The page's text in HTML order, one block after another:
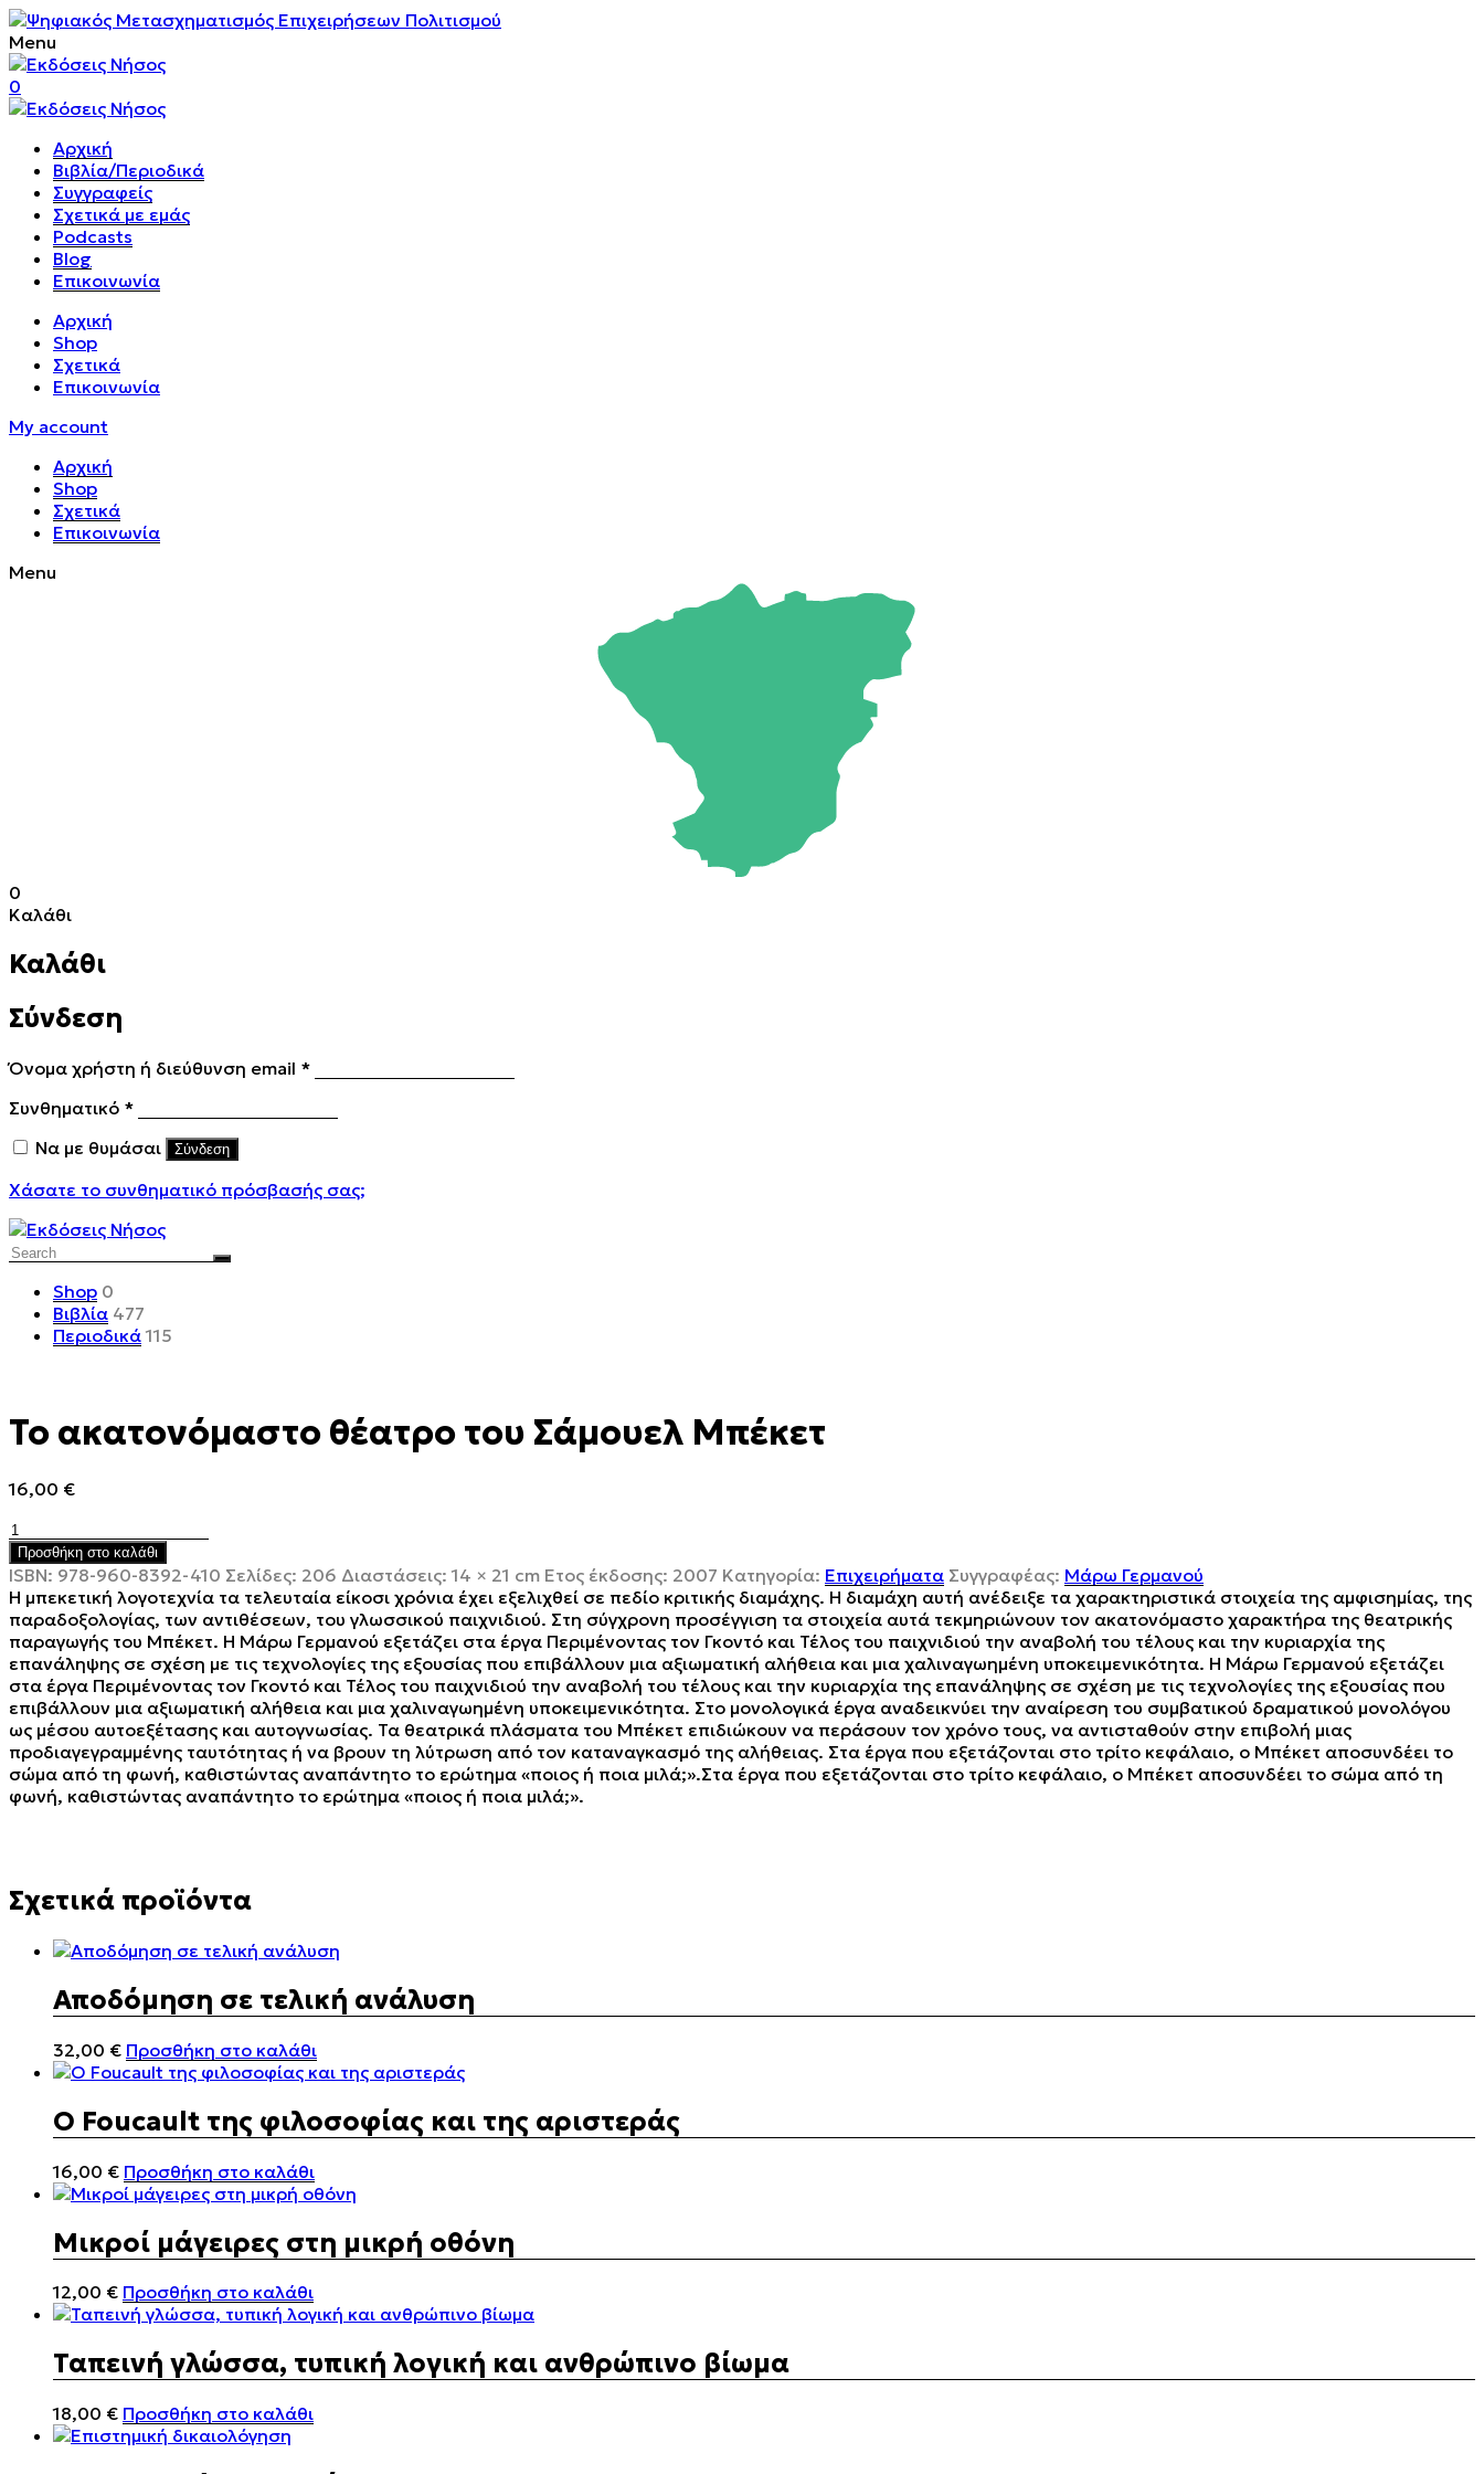
Menu
0
Αρχική
Βιβλία/Περιοδικά
Συγγραφείς
Σχετικά με εμάς
Podcasts
Blog
Επικοινωνία
Αρχική
Shop
Σχετικά
Επικοινωνία
My account
Αρχική
Shop
Σχετικά
Επικοινωνία
Menu
0
Καλάθι
Καλάθι
Σύνδεση
Όνομα χρήστη ή διεύθυνση email *Απαιτείται
Συνθηματικό *Απαιτείται
Να με θυμάσαι
Σύνδεση
Χάσατε το συνθηματικό πρόσβασής σας;
Search
Shop 0
Βιβλία 477
Περιοδικά 115
Το ακατονόμαστο θέατρο του Σάμουελ Μπέκετ
16,00 €
Το
ακατονόμαστο
θέατρο
του
Σάμουελ
Μπέκετ
ποσότητα
Προσθήκη στο καλάθι
ISBN: 978-960-8392-410 Σελίδες: 206 Διαστάσεις: 14 × 21 cm Ετος έκδοσης: 2007 Κατηγορία: Επιχειρήματα Συγγραφέας: Μάρω Γερμανού
Η μπεκετική λογοτεχνία τα τελευταία είκοσι χρόνια έχει εξελιχθεί σε πεδίο κριτικής διαμάχης. Η διαμάχη αυτή ανέδειξε τα χαρακτηριστικά στοιχεία της αμφισημίας, της
παραδοξολογίας, των αντιθέσεων, του γλωσσικού παιχνιδιού. Στη σύγχρονη προσέγγιση τα στοιχεία αυτά τεκμηριώνουν τον ακατονόμαστο χαρακτήρα της θεατρικής
παραγωγής του Μπέκετ. Η Μάρω Γερμανού εξετάζει στα έργα Περιμένοντας τον Γκοντό και Τέλος του παιχνιδιού την αναβολή του τέλους και την κυριαρχία της
επανάληψης σε σχέση με τις τεχνολογίες της εξουσίας που επιβάλλουν μια αξιωματική αλήθεια και μια χαλιναγωημένη υποκειμενικότητα. Η Μάρω Γερμανού εξετάζει
στα έργα Περιμένοντας τον Γκοντό και Τέλος του παιχνιδιού την αναβολή του τέλους και την κυριαρχία της επανάληψης σε σχέση με τις τεχνολογίες της εξουσίας που
επιβάλλουν μια αξιωματική αλήθεια και μια χαλιναγωημένη υποκειμενικότητα. Στο μονολογικά έργα αναδεικνύει την αναίρεση του συμβατικού δραματικού μονολόγου
ως μέσου αυτοεξέτασης και αυτογνωσίας. Τα θεατρικά πλάσματα του Μπέκετ επιδιώκουν να περάσουν τον χρόνο τους, να αντισταθούν στην επιβολή μιας
προδιαγεγραμμένης ταυτότητας ή να βρουν τη λύτρωση από τον καταναγκασμό της αλήθειας. Στα έργα που εξετάζονται στο τρίτο κεφάλαιο, ο Μπέκετ αποσυνδέει το
σώμα από τη φωνή, καθιστώντας αναπάντητο το ερώτημα «ποιος ή ποια μιλά;».Στα έργα που εξετάζονται στο τρίτο κεφάλαιο, ο Μπέκετ αποσυνδέει το σώμα από τη
φωνή, καθιστώντας αναπάντητο το ερώτημα «ποιος ή ποια μιλά;».
Σχετικά προϊόντα
Αποδόμηση σε τελική ανάλυση
32,00 € Προσθήκη στο καλάθι
Ο Foucault της φιλοσοφίας και της αριστεράς
16,00 € Προσθήκη στο καλάθι
Μικροί μάγειρες στη μικρή οθόνη
12,00 € Προσθήκη στο καλάθι
Ταπεινή γλώσσα, τυπική λογική και ανθρώπινο βίωμα
18,00 € Προσθήκη στο καλάθι